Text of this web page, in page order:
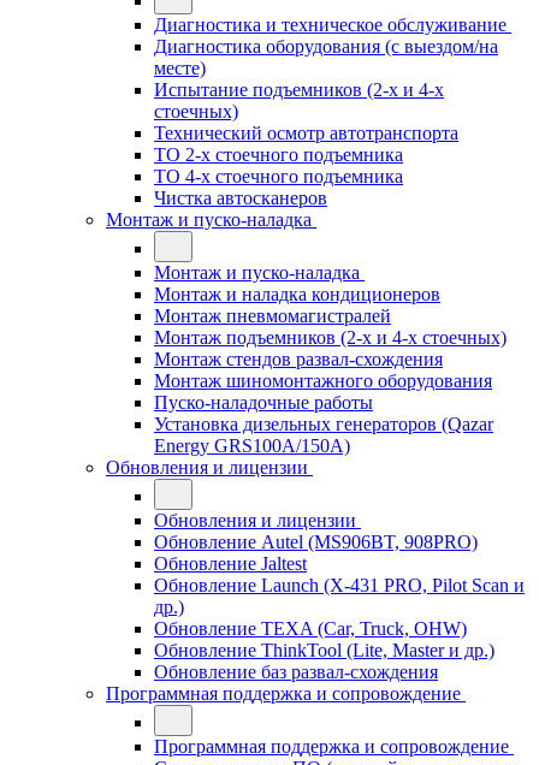
Диагностика и техническое обслуживание
Диагностика оборудования (с выездом/на
месте)
Испытание подъемников (2-х и 4-х
стоечных)
Технический осмотр автотранспорта
ТО 2-х стоечного подъемника
ТО 4-х стоечного подъемника
Чистка автосканеров
Монтаж и пуско-наладка
Монтаж и пуско-наладка
Монтаж и наладка кондиционеров
Монтаж пневмомагистралей
Монтаж подъемников (2-х и 4-х стоечных)
Монтаж стендов развал-схождения
Монтаж шиномонтажного оборудования
Пуско-наладочные работы
Установка дизельных генераторов (Qazar
Energy GRS100A/150A)
Обновления и лицензии
Обновления и лицензии
Обновление Autel (MS906BT, 908PRO)
Обновление Jaltest
Обновление Launch (X-431 PRO, Pilot Scan и
др.)
Обновление TEXA (Car, Truck, OHW)
Обновление ThinkTool (Lite, Master и др.)
Обновление баз развал-схождения
Программная поддержка и сопровождение
Программная поддержка и сопровождение